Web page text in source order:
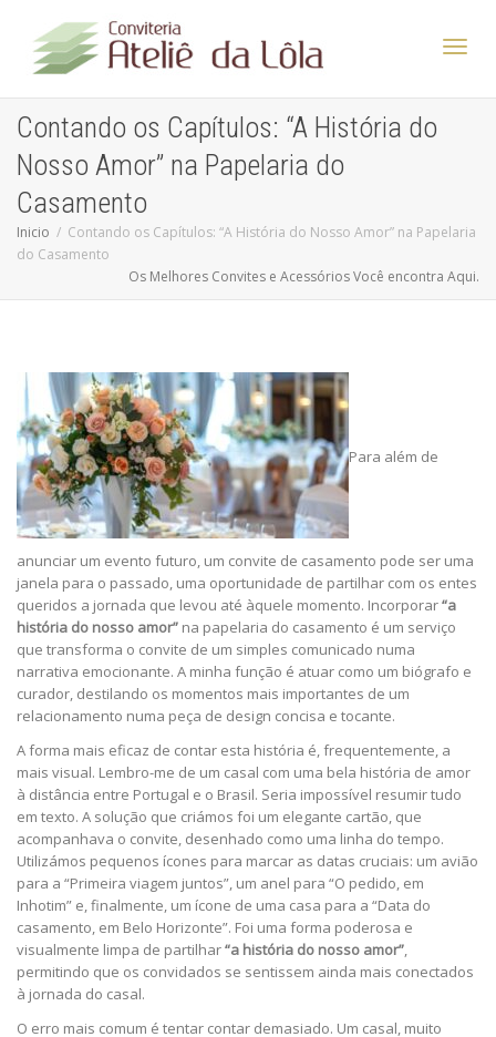
Contando os Capítulos: “A História do
Nosso Amor” na Papelaria do
Casamento
Inicio
Contando os Capítulos: “A História do Nosso Amor” na Papelaria
do Casamento
Os Melhores Convites e Acessórios Você encontra Aqui.
Para além de
anunciar um evento futuro, um convite de casamento pode ser uma
janela para o passado, uma oportunidade de partilhar com os entes
queridos a jornada que levou até àquele momento. Incorporar“a
história do nosso amor” na papelaria do casamento é um serviço
que transforma o convite de um simples comunicado numa
narrativa emocionante. A minha função é atuar como um biógrafo e
curador, destilando os momentos mais importantes de um
relacionamento numa peça de design concisa e tocante.
A forma mais eficaz de contar esta história é, frequentemente, a
mais visual. Lembro-me de um casal com uma bela história de amor
à distância entre Portugal e o Brasil. Seria impossível resumir tudo
em texto. A solução que criámos foi um elegante cartão, que
acompanhava o convite, desenhado como uma linha do tempo.
Utilizámos pequenos ícones para marcar as datas cruciais: um avião
para a “Primeira viagem juntos”, um anel para “O pedido, em
Inhotim” e, finalmente, um ícone de uma casa para a “Data do
casamento, em Belo Horizonte”. Foi uma forma poderosa e
visualmente limpa de partilhar“a história do nosso amor”,
permitindo que os convidados se sentissem ainda mais conectados
à jornada do casal.
O erro mais comum é tentar contar demasiado. Um casal, muito